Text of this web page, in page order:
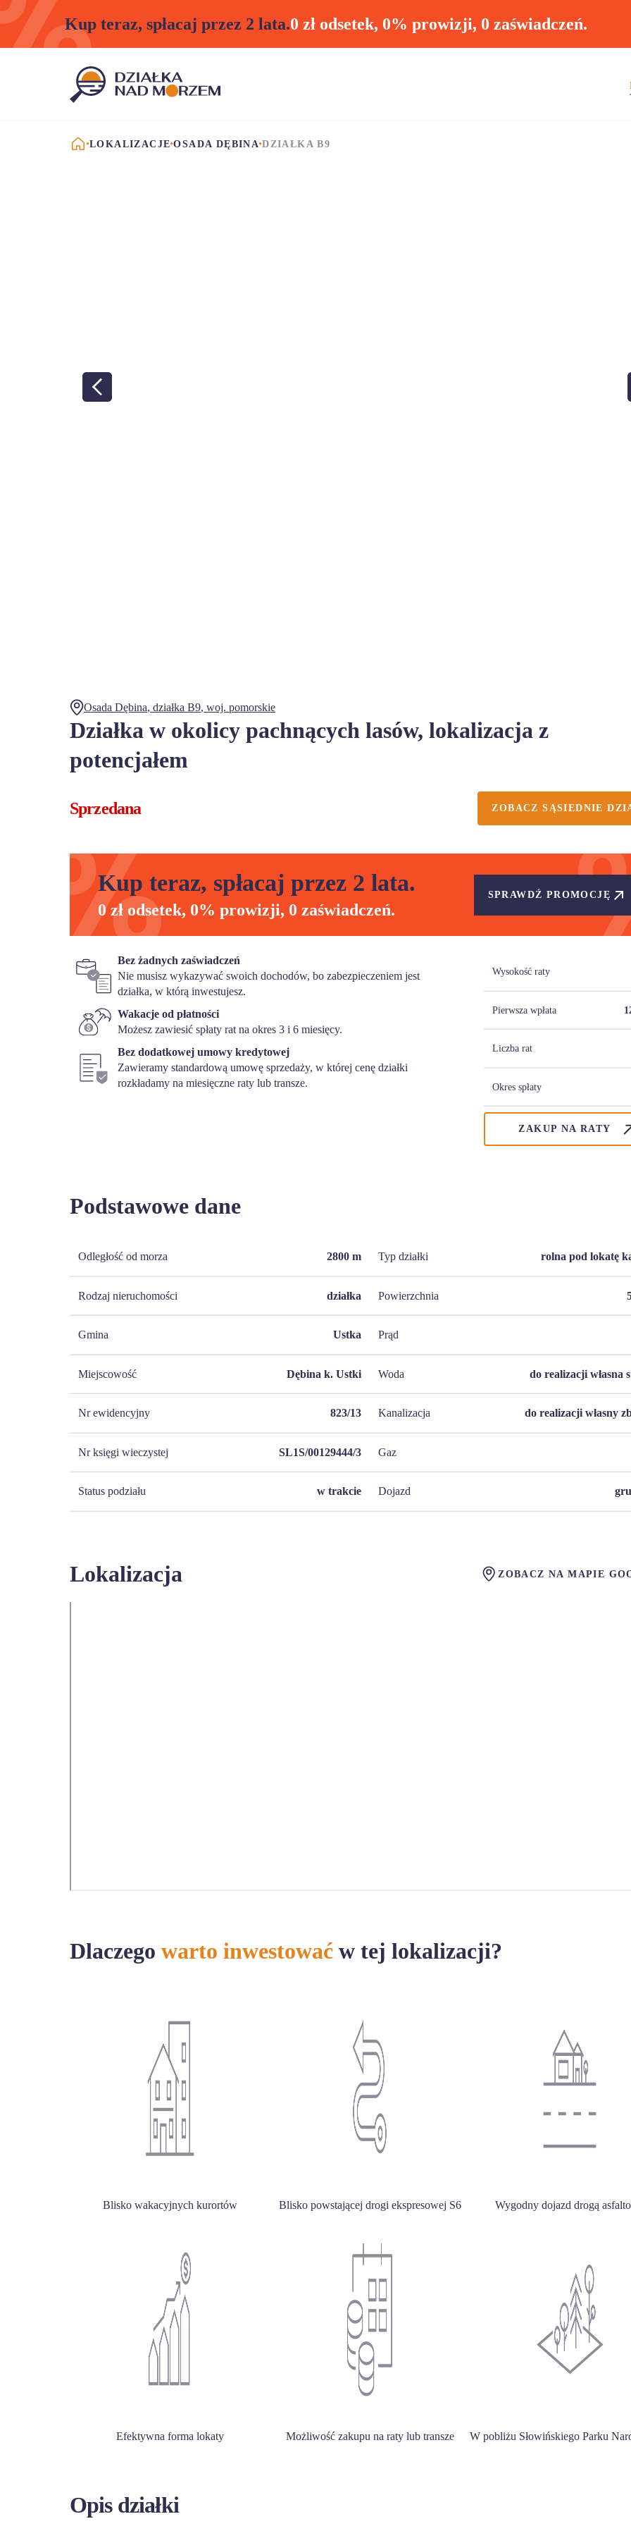
Kup teraz, spłacaj przez 2 lata.0 zł odsetek, 0% prowizji, 0 zaświadczeń.
STRONA GŁÓWNA
LOKALIZACJE OSADA DĘBINA DZIAŁKA B9
Osada Dębina, działka B9, woj. pomorskie
Działka w okolicy pachnących lasów, lokalizacja z
potencjałem
Sprzedana ZOBACZ SĄSIEDNIE
Kup teraz, spłacaj przez 2 lata.
0 zł odsetek, 0% prowizji, 0 zaświadczeń.
SPRAWDŹ PROMOCJĘ
Bez żadnych zaświadczeń
Nie musisz wykazywać swoich dochodów, bo zabezpieczeniem jest
działka, w którą inwestujesz.
Wakacje od płatności
Możesz zawiesić spłaty rat na okres 3 i 6 miesięcy.
Bez dodatkowej umowy kredytowej
Zawieramy standardową umowę sprzedaży, w której cenę działki
rozkładamy na miesięczne raty lub transze.
Wysokość raty
Pierwsza wpłata
Liczba rat
Okres spłaty
ZAKUP NA RATY
Podstawowe dane
Odległość od morza 2800 m
Rodzaj nieruchomości działka
Gmina Ustka
Miejscowość Dębina k. Ustki
Nr ewidencyjny 823/13
Nr księgi wieczystej SL1S/00129444/3
Status podziału w trakcie
Typ działki rolna pod lokatę
Powierzchnia
Prąd
Woda do realizacji własna
Kanalizacja do realizacji własny
Gaz
Dojazd
Lokalizacja ZOBACZ NA MAPIE
Dlaczego warto inwestować w tej lokalizacji?
Blisko wakacyjnych kurortów Blisko powstającej drogi ekspresowej S6 Wygodny dojazd drogą
Efektywna forma lokaty Możliwość zakupu na raty lub transze W pobliżu Słowińskiego Parku
Opis działki